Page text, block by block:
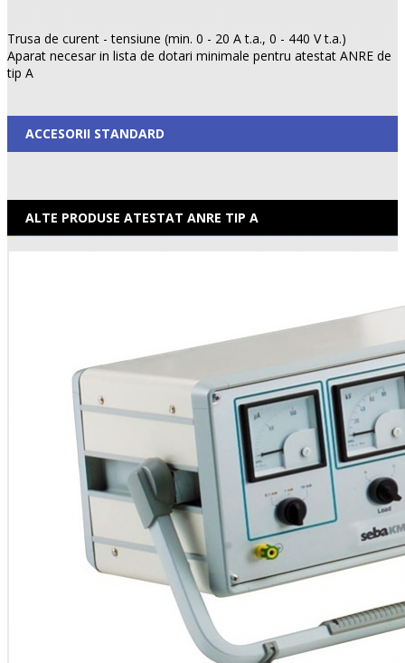
Trusa de curent - tensiune (min. 0 - 20 A t.a., 0 - 440 V t.a.)
Aparat necesar in lista de dotari minimale pentru atestat ANRE de
tip A
ACCESORII STANDARD
ALTE PRODUSE ATESTAT ANRE TIP A